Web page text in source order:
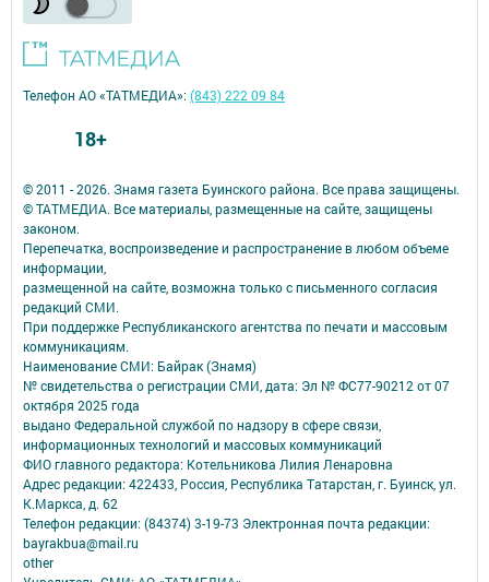
© 2011 - 2026. Знамя газета Буинского района. Все права защищены.
© ТАТМЕДИА. Все материалы, размещенные на сайте, защищены
законом.
Перепечатка, воспроизведение и распространение в любом объеме
информации,
размещенной на сайте, возможна только с письменного согласия
редакций СМИ.
При поддержке Республиканского агентства по печати и массовым
коммуникациям.
Наименование СМИ: Байрак (Знамя)
№ свидетельства о регистрации СМИ, дата: Эл № ФС77-90212 от 07
октября 2025 года
выдано Федеральной службой по надзору в сфере связи,
информационных технологий и массовых коммуникаций
ФИО главного редактора: Котельникова Лилия Ленаровна
Адрес редакции: 422433, Россия, Республика Татарстан, г. Буинск, ул.
К.Маркса, д. 62
Телефон редакции: (84374) 3-19-73 Электронная почта редакции:
bayrakbua@mail.ru
other
Телефон АО «ТАТМЕДИА»:(843) 222 09 84
18+